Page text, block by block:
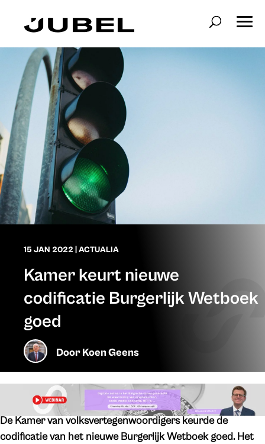
15 JAN 2022|ACTUALIA
Kamer keurt nieuwe
codificatie Burgerlijk Wetboek
goed
DoorKoen Geens
De Kamer van volksvertegenwoordigers keurde de
codificatie van het nieuwe Burgerlijk Wetboek goed. Het